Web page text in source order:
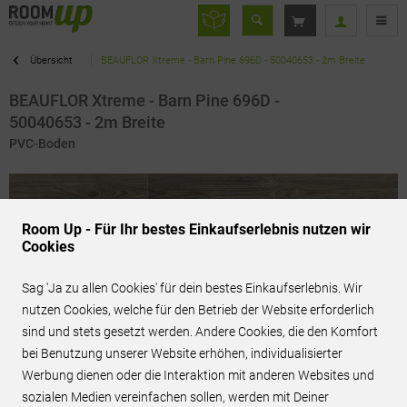
Übersicht BEAUFLOR Xtreme - Barn Pine 696D - 50040653 - 2m Breite
BEAUFLOR Xtreme - Barn Pine 696D -
50040653 - 2m Breite
PVC-Boden
Room Up - Für Ihr bestes Einkaufserlebnis nutzen wir
Cookies
Sag 'Ja zu allen Cookies' für dein bestes Einkaufserlebnis. Wir
nutzen Cookies, welche für den Betrieb der Website erforderlich
sind und stets gesetzt werden. Andere Cookies, die den Komfort
bei Benutzung unserer Website erhöhen, individualisierter
Werbung dienen oder die Interaktion mit anderen Websites und
sozialen Medien vereinfachen sollen, werden mit Deiner